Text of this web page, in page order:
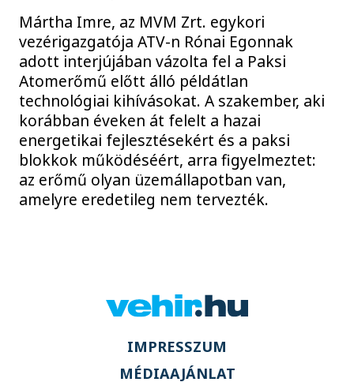
Mártha Imre, az MVM Zrt. egykori
vezérigazgatója ATV-n Rónai Egonnak
adott interjújában vázolta fel a Paksi
Atomerőmű előtt álló példátlan
technológiai kihívásokat. A szakember, aki
korábban éveken át felelt a hazai
energetikai fejlesztésekért és a paksi
blokkok működéséért, arra figyelmeztet:
az erőmű olyan üzemállapotban van,
amelyre eredetileg nem tervezték.
IMPRESSZUM
MÉDIAAJÁNLAT